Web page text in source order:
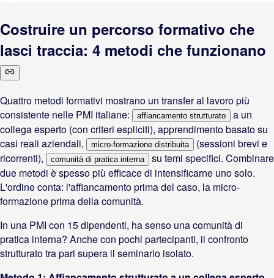
Costruire un percorso formativo che
lasci traccia: 4 metodi che funzionano
Quattro metodi formativi mostrano un transfer al lavoro più
consistente nelle PMI italiane:
affiancamento strutturato
a un
collega esperto (con criteri espliciti), apprendimento basato su
casi reali aziendali,
micro-formazione distribuita
(sessioni brevi e
ricorrenti),
comunità di pratica interna
su temi specifici. Combinare
due metodi è spesso più efficace di intensificarne uno solo.
L'ordine conta: l'affiancamento prima del caso, la micro-
formazione prima della comunità.
In una PMI con 15 dipendenti, ha senso una comunità di
pratica interna? Anche con pochi partecipanti, il confronto
strutturato tra pari supera il seminario isolato.